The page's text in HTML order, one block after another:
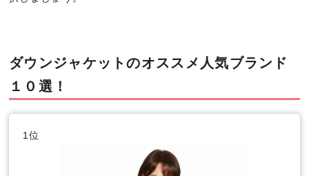
ダウンジャケットのオススメ人気ブランド
１０選！
1位